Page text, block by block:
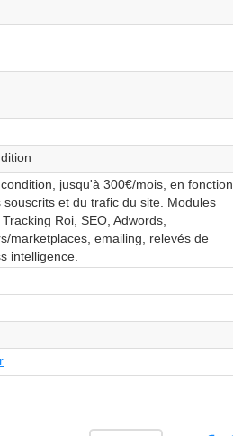
jusqu'à 300€/mois, en fonction
souscrits et du trafic du site. Modules
Roi, SEO, Adwords,
marketplaces, emailing, relevés de
intelligence.